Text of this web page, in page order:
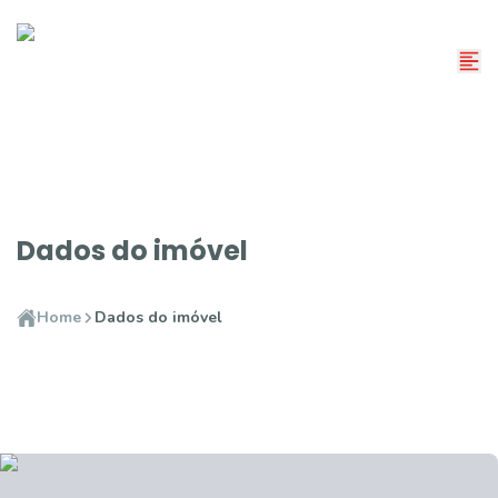
Dados do imóvel
Home Dados do imóvel